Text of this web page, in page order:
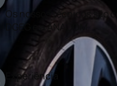
Os nossos técnicos são
DGEG e a ANACOM
Experiência